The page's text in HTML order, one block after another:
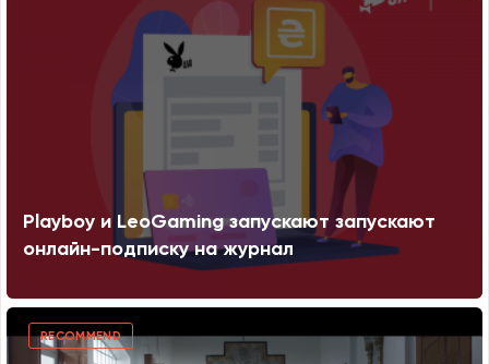
Playboy и LeoGaming запускают запускают
онлайн-подписку на журнал
RECOMMEND